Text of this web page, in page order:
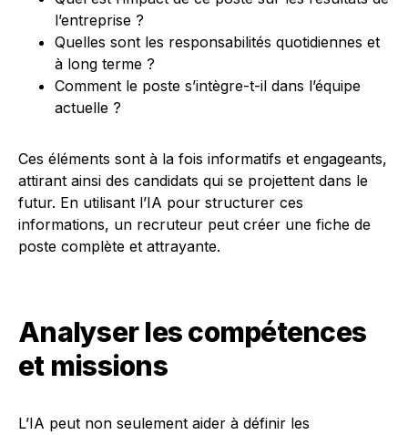
l’entreprise ?
Quelles sont les responsabilités quotidiennes et
à long terme ?
Comment le poste s’intègre-t-il dans l’équipe
actuelle ?
Ces éléments sont à la fois informatifs et engageants,
attirant ainsi des candidats qui se projettent dans le
futur. En utilisant l’IA pour structurer ces
informations, un recruteur peut créer une fiche de
poste complète et attrayante.
Analyser les compétences
et missions
L’IA peut non seulement aider à définir les